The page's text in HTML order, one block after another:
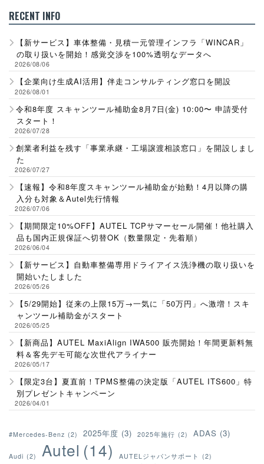
RECENT INFO
【新サービス】車体整備・見積一元管理インフラ「WINCAR」
の取り扱いを開始！感覚交渉を100%透明なデータへ
2026/08/06
【企業向け生成AI活用】伴走コンサルティング窓口を開設
2026/08/01
令和8年度 スキャンツール補助金8月7日(金) 10:00〜 申請受付
スタート！
2026/07/28
創業者利益を残す「事業承継・工場譲渡相談窓口」を開設しまし
た
2026/07/27
【速報】令和8年度スキャンツール補助金が始動！4月以降の購
入分も対象＆Autel先行情報
2026/07/06
【期間限定10%OFF】AUTEL TCPサマーセール開催！他社購入
品も国内正規保証へ切替OK（数量限定・先着順）
2026/06/04
【新サービス】自動車整備専用ドライアイス洗浄機の取り扱いを
開始いたしました
2026/05/26
【5/29開始】従来の上限15万→一気に「50万円」へ激増！スキ
ャンツール補助金がスタート
2026/05/25
【新商品】AUTEL MaxiAlign IWA500 販売開始！年間更新料無
料＆客先デモ可能な次世代アライナー
2026/05/17
【限定3台】夏直前！TPMS整備の決定版「AUTEL ITS600」特
別プレゼントキャンペーン
2026/04/01
#Mercedes-Benz (2) 2025年度 (3) 2025年施行 (2) ADAS (3)
Audi (2) Autel (14) AUTELジャパンサポート (2)